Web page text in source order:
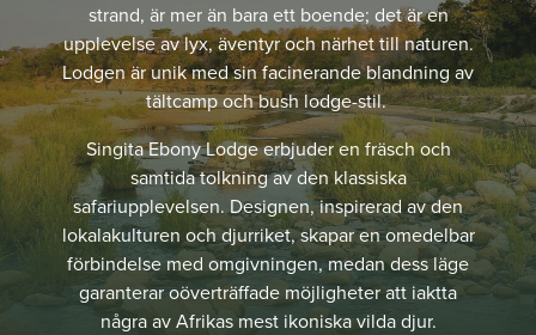
strand, är mer än bara ett boende; det är en
upplevelse av lyx, äventyr och närhet till naturen.
Lodgen är unik med sin facinerande blandning av
tältcamp och bush lodge-stil.
Singita Ebony Lodge erbjuder en fräsch och
samtida tolkning av den klassiska
safariupplevelsen. Designen, inspirerad av den
lokalakulturen och djurriket, skapar en omedelbar
förbindelse med omgivningen, medan dess läge
garanterar oöverträffade möjligheter att iaktta
några av Afrikas mest ikoniska vilda djur​.